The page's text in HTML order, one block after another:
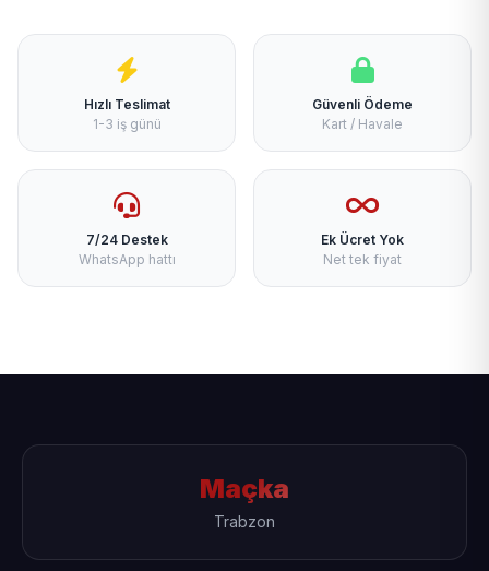
Hızlı Teslimat
1-3 iş günü
Güvenli Ödeme
Kart / Havale
7/24 Destek
WhatsApp hattı
Ek Ücret Yok
Net tek fiyat
Maçka
Trabzon